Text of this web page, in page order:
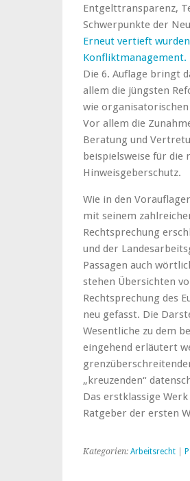
Entgelttransparenz,
Schwerpunkte der
Erneut vertieft
Konfliktmanagement.
Die 6. Auflage bringt
allem die jüngsten
wie organisatorischen
Vor allem die
Beratung und
beispielsweise für die
Hinweisgeberschutz.
Wie in den
mit seinem
Rechtsprechung
und der
Passagen auch
stehen Übersichten
Rechtsprechung des
neu gefasst. Die
Wesentliche zu dem
eingehend erläutert
„kreuzenden“
Das erstklassige
Ratgeber der ersten
Kategorien: Arbeitsrecht